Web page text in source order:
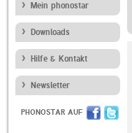
Mein phonostar
Downloads
Hilfe & Kontakt
Newsletter
PHONOSTAR AUF